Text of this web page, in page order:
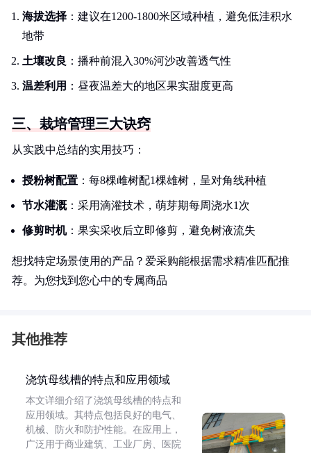
海拔选择 ：建议在1200-1800米区域种植，避免低洼积水
地带
土壤改良 ：播种前混入30%河沙改善透气性
温差利用 ：昼夜温差大的地区果实甜度更高
三、栽培管理三大诀窍
从实践中总结的实用技巧：
授粉树配置 ：每8棵雌树配1棵雄树，呈对角线种植
节水灌溉：采用滴灌技术，萌芽期每周浇水1次
修剪时机：果实采收后立即修剪，避免树液流失
想找特定场景使用的产品？爱采购能根据需求精准匹配推
荐。为您找到您心中的专属商品
其他推荐
浇筑母线槽的特点和应用领域
本文详细介绍了浇筑母线槽的特点和
应用领域。其特点包括良好的电气、
机械、防火和防护性能。在应用上，
广泛用于商业建筑、工业厂房、医院